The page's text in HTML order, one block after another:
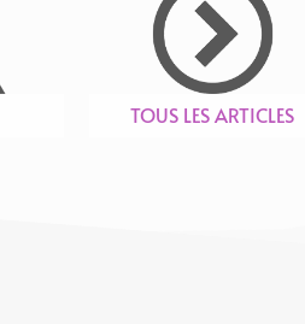
TOUS LES ARTICLES